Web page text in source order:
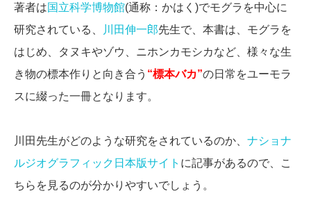
著者は国立科学博物館(通称：かはく)でモグラを中心に
研究されている、
川田伸一郎先生で、本書は、モグラを
はじめ、タヌキやゾウ、ニホンカモシカなど、様々な生
き物の標本作りと向き合う “標本バカ”の日常をユーモラ
スに綴った一冊となります。
川田先生がどのような研究をされているのか、 ナショナ
ルジオグラフィック日本版サイト に記事があるので、こ
ちらを見るのが分かりやすいでしょう。